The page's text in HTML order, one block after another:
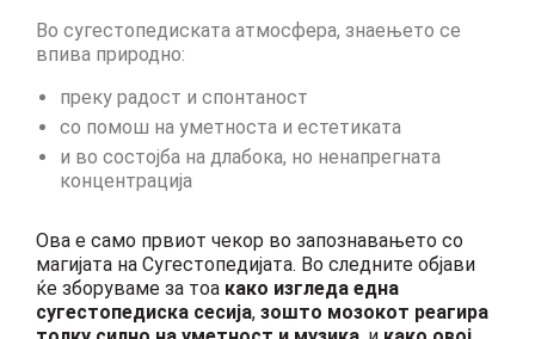
Cultart News
CultArt in the News
Festivals Programme | Day 5
Festivals Programme | Day 1 & 2
Performing Arts Programme | Day 3 & 4,
and 5
Во сугестопедиската атмосфера, знаењето се
впива природно:
преку радост и спонтаност
со помош на уметноста и естетиката
и во состојба на длабока, но ненапрегната
концентрација
Ова е само првиот чекор во запознавањето со
магијата на Сугестопедијата. Во следните објави
ќе зборуваме за тоа како изгледа една
сугестопедиска сесија, зошто мозокот реагира